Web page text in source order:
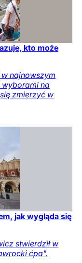
kto może
najnowszym
na
zmierzyć w
jak wygląda się
stwierdził w
ćpa".